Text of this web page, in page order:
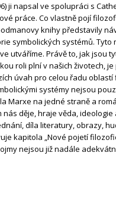
ji napsal ve spolupráci s
práce. Co vlastně pojí
knihy představily
symbolických systémů.
utváříme. Právě to, jak
roli plní v našich životech,
úvah pro celou řadu
systémy nejsou
Marxe na jedné straně a
děje, hraje věda,
díla literatury, obrazy,
kapitola „Nové pojetí
nejsou již nadále